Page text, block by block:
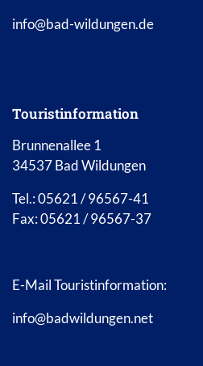
info@bad-wildungen.de
Touristinformation
Brunnenallee 1
34537 Bad Wildungen
Tel.: 05621 / 96567-41
Fax: 05621 / 96567-37
E-Mail Touristinformation:
info@badwildungen.net